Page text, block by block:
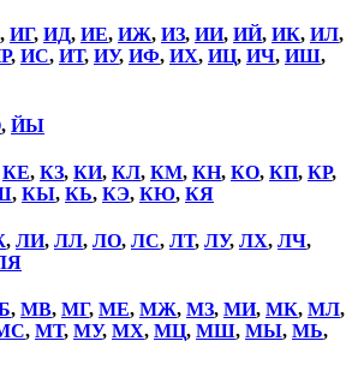
, ИГ, ИД, ИЕ, ИЖ, ИЗ, ИИ, ИЙ, ИК, ИЛ,
, ИС, ИТ, ИУ, ИФ, ИХ, ИЦ, ИЧ, ИШ,
, ЙЫ
КЕ, КЗ, КИ, КЛ, КМ, КН, КО, КП, КР,
, КЫ, КЬ, КЭ, КЮ, КЯ
, ЛИ, ЛЛ, ЛО, ЛС, ЛТ, ЛУ, ЛХ, ЛЧ,
, МВ, МГ, МЕ, МЖ, МЗ, МИ, МК, МЛ,
, МТ, МУ, МХ, МЦ, МШ, МЫ, МЬ,